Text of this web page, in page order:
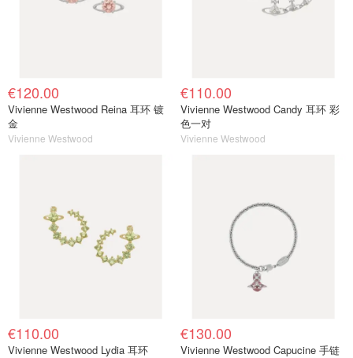
€120.00
Vivienne Westwood Reina 耳环 镀
金
Vivienne Westwood
€110.00
Vivienne Westwood Candy 耳环 彩
色一对
Vivienne Westwood
€110.00
Vivienne Westwood Lydia 耳环
€130.00
Vivienne Westwood Capucine 手链